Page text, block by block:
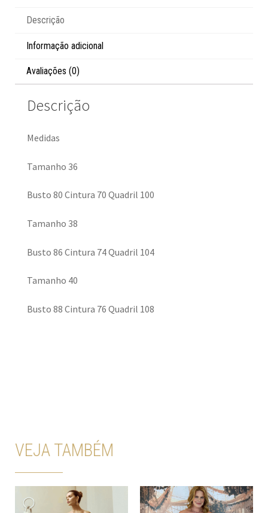
Descrição
Informação adicional
Avaliações (0)
Descrição
Medidas
Tamanho 36
Busto 80 Cintura 70 Quadril 100
Tamanho 38
Busto 86 Cintura 74 Quadril 104
Tamanho 40
Busto 88 Cintura 76 Quadril 108
VEJA TAMBÉM